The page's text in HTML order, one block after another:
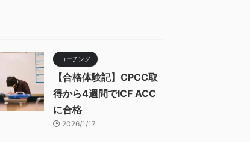
コーチング
【合格体験記】CPCC取
得から4週間でICF ACC
に合格
2026/1/17